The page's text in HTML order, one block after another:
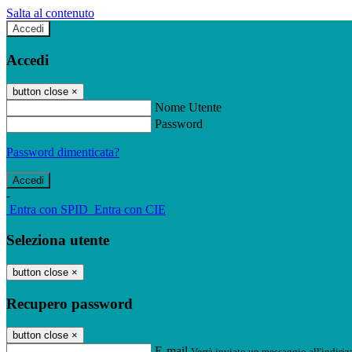
Salta al contenuto
Accedi
Accedi
button close ×
Nome Utente
Password
Password dimenticata?
-
Entra con SPID Entra con CIE
Seleziona utente
button close ×
Recupero password
button close ×